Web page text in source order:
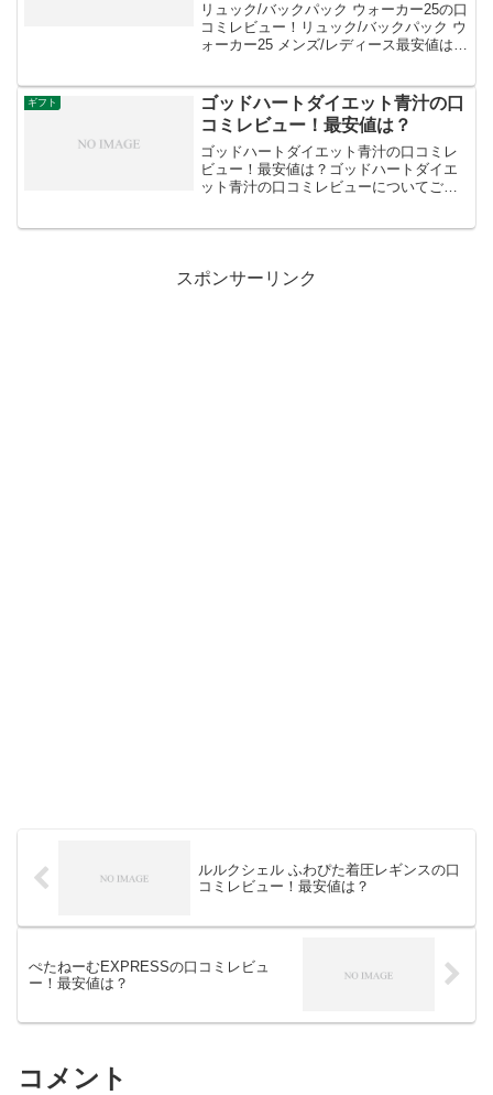
リュック/バックパック ウォーカー25の口
コミレビュー！リュック/バックパック ウ
ォーカー25 メンズ/レディース最安値は？
た、最安値についてもお伝えしますね。
リ...
ギフト
ゴッドハートダイエット青汁の口
コミレビュー！最安値は？
ゴッドハートダイエット青汁の口コミレ
ビュー！最安値は？ゴッドハートダイエ
ット青汁の口コミレビューについてご紹
スポンサーリンク
ルルクシェル ふわぴた着圧レギンスの口
コミレビュー！最安値は？
ぺたねーむEXPRESSの口コミレビュ
ー！最安値は？
コメント